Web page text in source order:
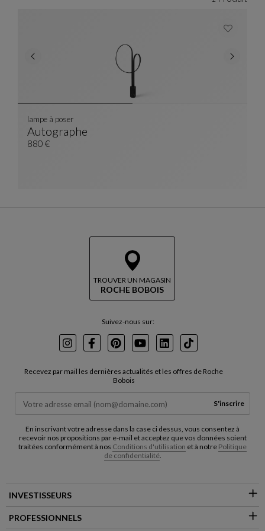
Autographe
Lampe À Poser
Voir La Description Complète
lampe à poser
880 €
TROUVER UN MAGASIN
ROCHE BOBOIS
Suivez-nous sur:
InstagramFacebookPinterest
YoutubeLinkedInTikTok
Recevez par mail les dernières actualités et les offres de Roche
Bobois
S'inscrire
En inscrivant votre adresse dans la case ci dessus, vous consentez à
recevoir nos propositions par e-mail et acceptez que vos données soient
traitées conformément à nos Conditions d'utilisation et à notre Politique
de confidentialité.
INVESTISSEURS
PROFESSIONNELS